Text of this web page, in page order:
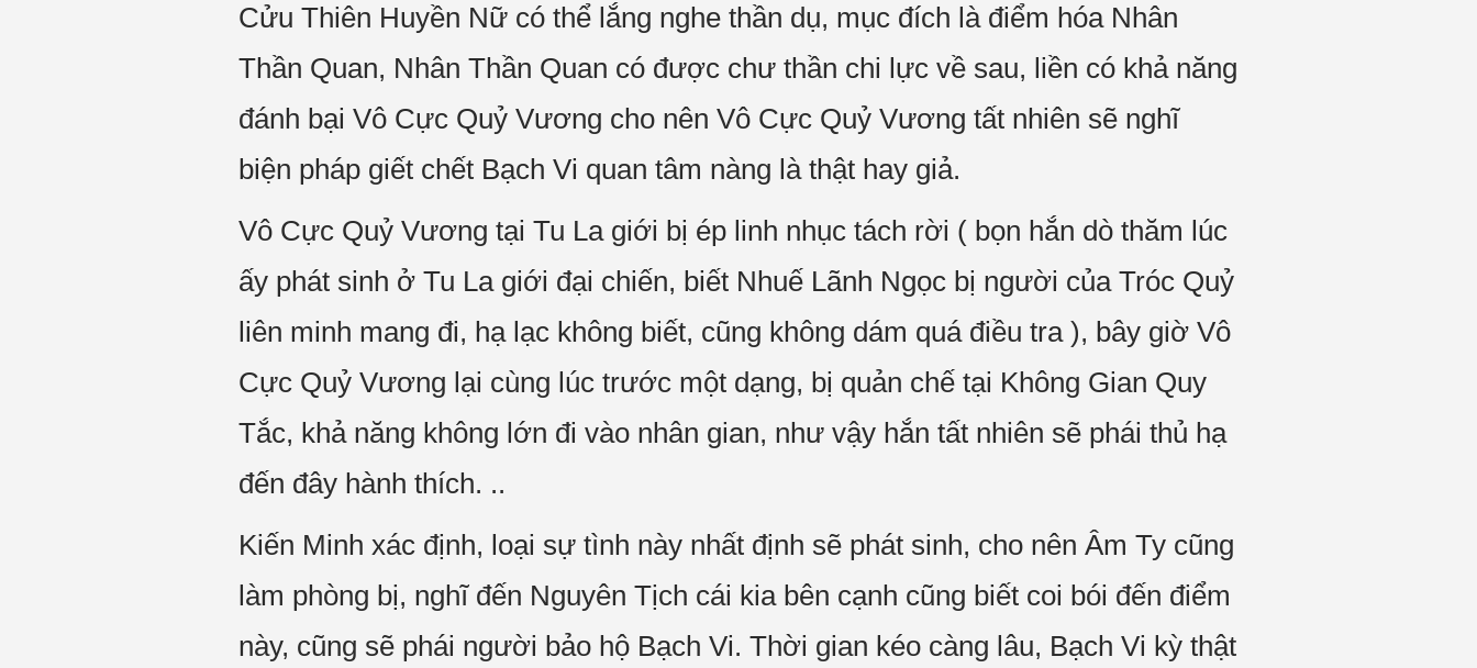
Cửu Thiên Huyền Nữ có thể lắng nghe thần dụ, mục đích là điểm hóa Nhân
Thần Quan, Nhân Thần Quan có được chư thần chi lực về sau, liền có khả năng
đánh bại Vô Cực Quỷ Vương cho nên Vô Cực Quỷ Vương tất nhiên sẽ nghĩ
biện pháp giết chết Bạch Vi quan tâm nàng là thật hay giả.
Vô Cực Quỷ Vương tại Tu La giới bị ép linh nhục tách rời ( bọn hắn dò thăm lúc
ấy phát sinh ở Tu La giới đại chiến, biết Nhuế Lãnh Ngọc bị người của Tróc Quỷ
liên minh mang đi, hạ lạc không biết, cũng không dám quá điều tra ), bây giờ Vô
Cực Quỷ Vương lại cùng lúc trước một dạng, bị quản chế tại Không Gian Quy
Tắc, khả năng không lớn đi vào nhân gian, như vậy hắn tất nhiên sẽ phái thủ hạ
đến đây hành thích. ..
Kiến Minh xác định, loại sự tình này nhất định sẽ phát sinh, cho nên Âm Ty cũng
làm phòng bị, nghĩ đến Nguyên Tịch cái kia bên cạnh cũng biết coi bói đến điểm
này, cũng sẽ phái người bảo hộ Bạch Vi. Thời gian kéo càng lâu, Bạch Vi kỳ thật